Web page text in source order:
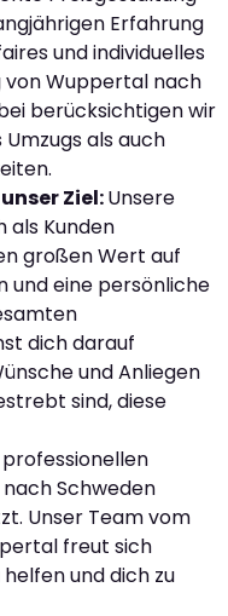
Erfahrung
und individuelles
von Wuppertal nach
berücksichtigen wir
als auch
Ziel:Unsere
als Kunden
großen Wert auf
und eine persönliche
dich darauf
und Anliegen
sind, diese
Schweden
Unser Team vom
freut sich
und dich zu